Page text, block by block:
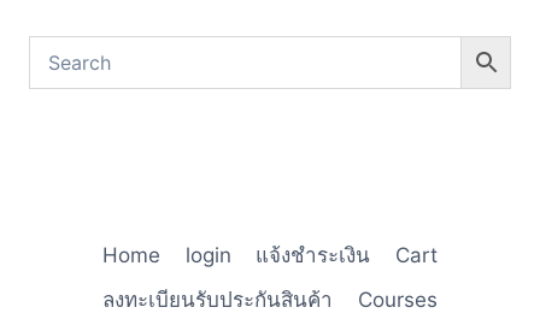
Home login แจ้งชำระเงิน
Cart
ลงทะเบียนรับประกันสินค้า
Courses